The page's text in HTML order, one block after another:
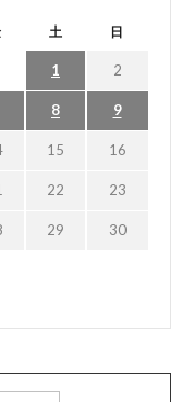
土 日
1 2
8 9
15 16
22 23
29 30